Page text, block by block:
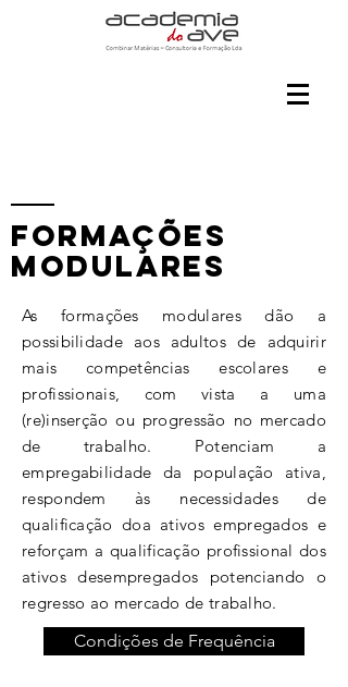
Formações
modulares
As formações modulares dão a
possibilidade aos adultos de adquirir
mais competências escolares e
profissionais, com vista a uma
(re)inserção ou progressão no mercado
de trabalho. Potenciam a
empregabilidade da população ativa,
respondem às necessidades de
qualificação doa ativos empregados e
reforçam a qualificação profissional dos
ativos desempregados potenciando o
regresso ao mercado de trabalho.
Condições de Frequência